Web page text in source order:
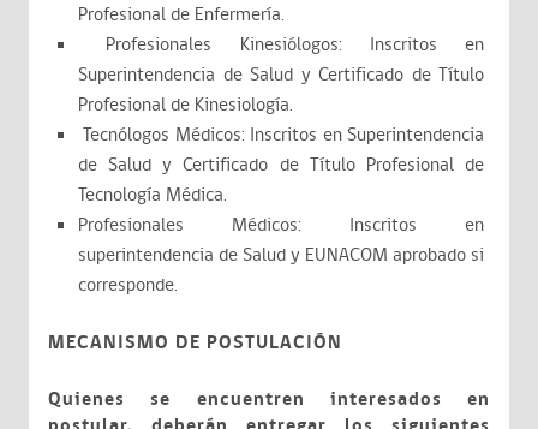
Profesional de Enfermería.
Profesionales Kinesiólogos: Inscritos en
Superintendencia de Salud y Certificado de Título
Profesional de Kinesiología.
Tecnólogos Médicos: Inscritos en Superintendencia
de Salud y Certificado de Título Profesional de
Tecnología Médica.
Profesionales Médicos: Inscritos en
superintendencia de Salud y EUNACOM aprobado si
corresponde.
MECANISMO DE POSTULACIÓN
Quienes se encuentren interesados en